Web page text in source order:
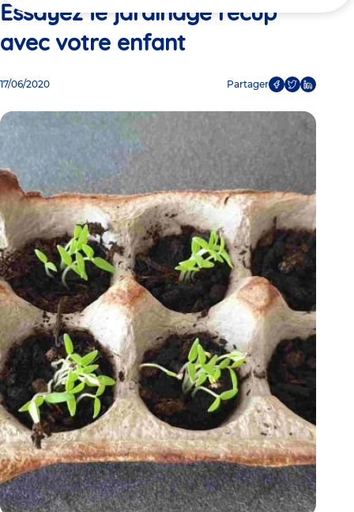
ici
Essayez le jardinage récup’
avec votre enfant
17/06/2020 Partager